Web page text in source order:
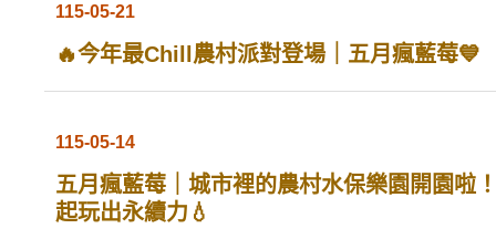
115-05-21
🔥今年最Chill農村派對登場｜五月瘋藍莓💙
115-05-14
五月瘋藍莓｜城市裡的農村水保樂園開園啦
起玩出永續力💧